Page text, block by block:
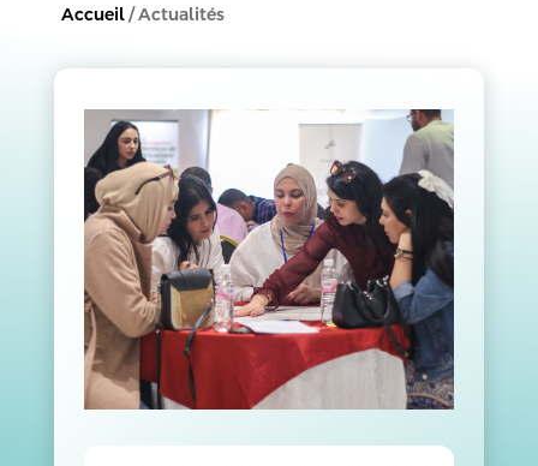
Accueil/ Actualités